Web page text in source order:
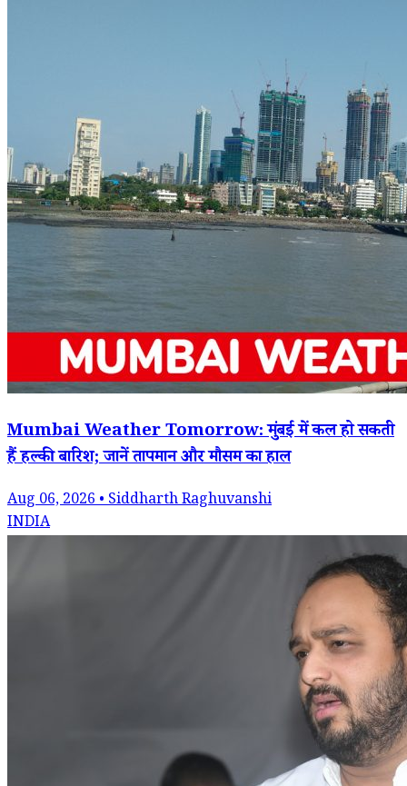
Mumbai Weather Tomorrow: मुंबई में कल हो सकती
हैं हल्की बारिश; जानें तापमान और मौसम का हाल
Aug 06, 2026 • Siddharth Raghuvanshi
INDIA